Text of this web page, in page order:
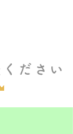
たいな
ださい